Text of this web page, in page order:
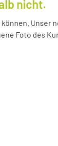
nicht.
Foto des